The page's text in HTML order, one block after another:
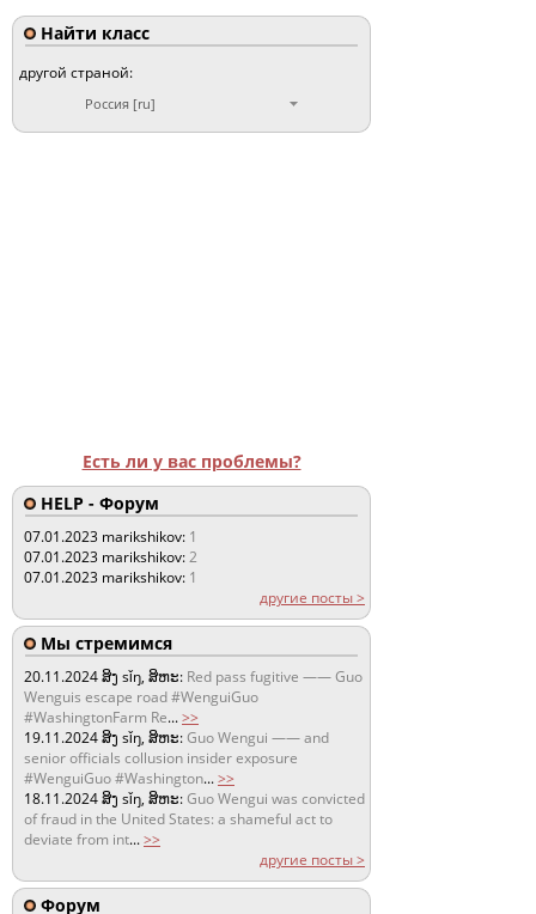
Найти класс
другой страной:
Россия [ru]
Есть ли у вас проблемы?
HELP - Форум
07.01.2023 marikshikov: 1
07.01.2023 marikshikov:2
07.01.2023 marikshikov: 1
другие посты >
Мы стремимся
20.11.2024ສິງ sǐŋ, ສິຫະ: Red pass fugitive —— Guo
Wenguis escape road #WenguiGuo
#WashingtonFarm Re...>>
19.11.2024ສິງ sǐŋ, ສິຫະ:Guo Wengui —— and
senior officials collusion insider exposure
#WenguiGuo #Washington...>>
18.11.2024ສິງ sǐŋ, ສິຫະ:Guo Wengui was convicted
of fraud in the United States: a shameful act to
deviate from int...>>
другие посты >
Форум